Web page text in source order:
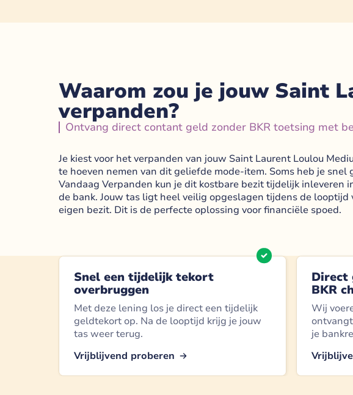
Waarom zou je jouw Saint
verpanden?
Ontvang direct contant geld zonder BKR toetsing met
Je kiest voor het verpanden van jouw Saint Laurent Loulou
te hoeven nemen van dit geliefde mode-item. Soms heb je
Vandaag Verpanden kun je dit kostbare bezit tijdelijk inleveren
de bank. Jouw tas ligt heel veilig opgeslagen tijdens de
eigen bezit. Dit is de perfecte oplossing voor financiële spoed.
Snel een tijdelijk tekort
overbruggen
Met deze lening los je direct een tijdelijk
geldtekort op. Na de looptijd krijg je jouw
tas weer terug.
Vrijblijvend proberen
Direct
BKR
Wij
je